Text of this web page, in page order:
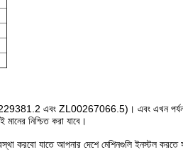
এবং ZL00267066.5)। এবং এখন
মানের নিশ্চিত করা যাবে।
করবো যাতে আপনার দেশে মেশিনগুলি ইনস্টল করতে